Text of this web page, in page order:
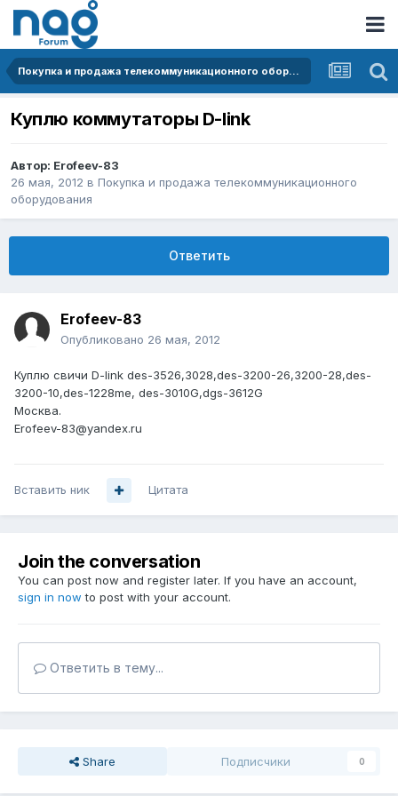
Покупка и продажа телекоммуникационного оборудования
Куплю коммутаторы D-link
Автор: Erofeev-83
26 мая, 2012 в Покупка и продажа телекоммуникационного
оборудования
Ответить
Erofeev-83
Опубликовано 26 мая, 2012
Куплю свичи D-link des-3526,3028,des-3200-26,3200-28,des-
3200-10,des-1228me, des-3010G,dgs-3612G
Москва.
Erofeev-83@yandex.ru
Вставить ник Цитата
Join the conversation
You can post now and register later. If you have an account,
sign in now to post with your account.
Ответить в тему...
Share Подписчики 0